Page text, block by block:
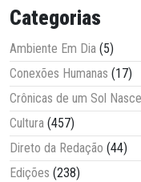
Categorias
Ambiente Em Dia (5)
Conexões Humanas (17)
Crônicas de um Sol
Cultura (457)
Direto da Redação (44)
Edições (238)